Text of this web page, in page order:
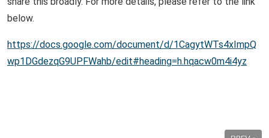
below.
https://docs.google.com/document/d/1CagytWTs4xImpQ
wp1DGdezqG9UPFWahb/edit#heading=h.hqacw0m4i4yz